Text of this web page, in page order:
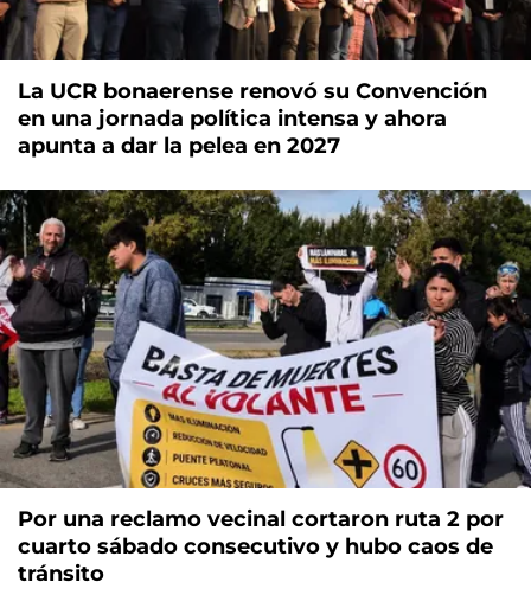
La UCR bonaerense renovó su Convención
en una jornada política intensa y ahora
apunta a dar la pelea en 2027
Por una reclamo vecinal cortaron ruta 2 por
cuarto sábado consecutivo y hubo caos de
tránsito